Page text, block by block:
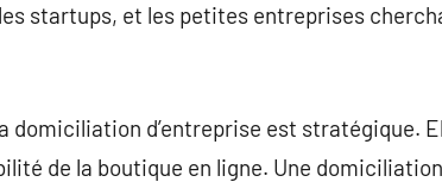
startups, et les petites entreprises
domiciliation d’entreprise est stratégique.
de la boutique en ligne. Une